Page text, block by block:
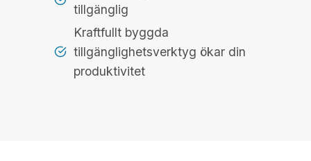
tillgänglig
Kraftfullt byggda
tillgänglighetsverktyg ökar din
produktivitet